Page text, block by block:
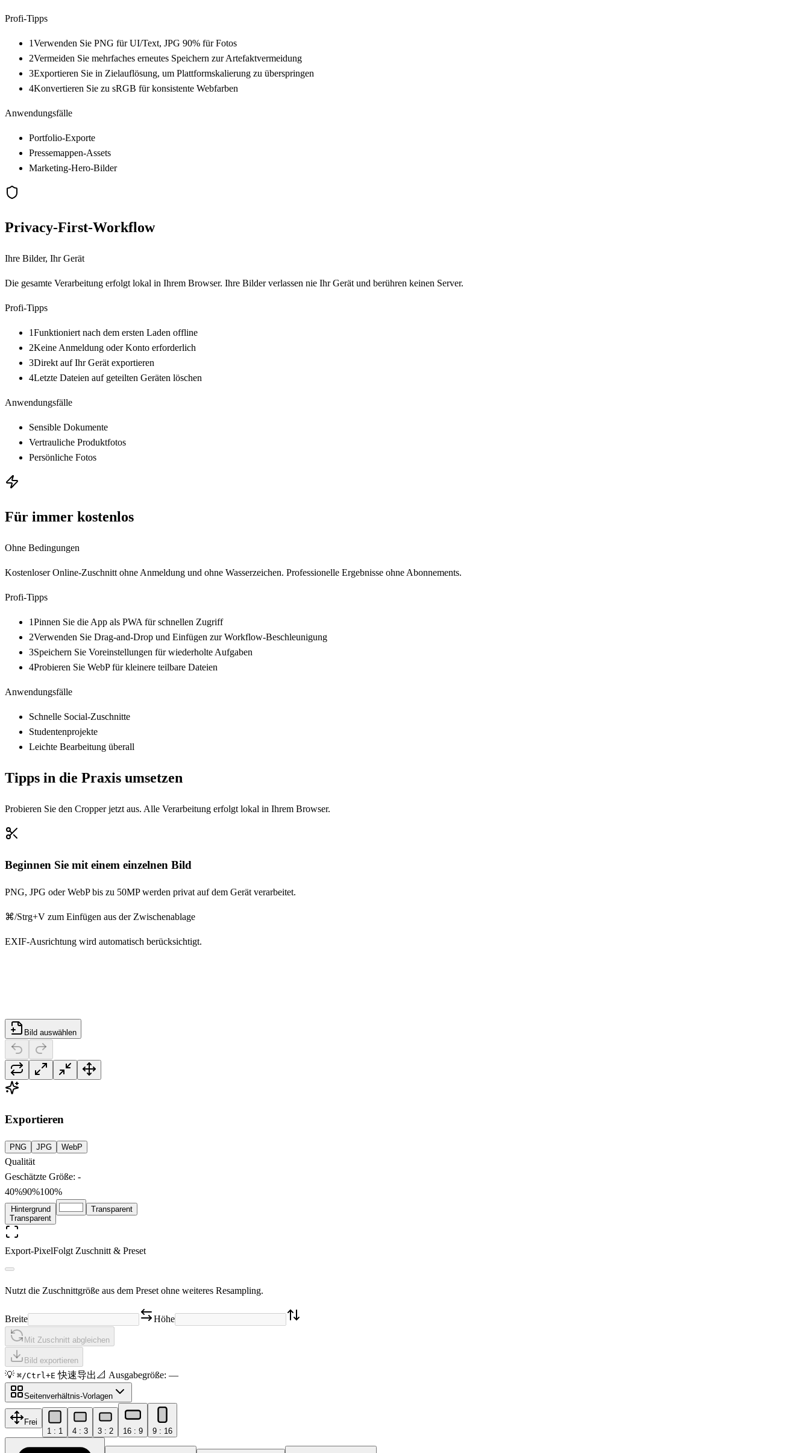
Profi-Tipps
1Verwenden Sie PNG für UI/Text, JPG 90% für Fotos
2Vermeiden Sie mehrfaches erneutes Speichern zur Artefaktvermeidung
3Exportieren Sie in Zielauflösung, um Plattformskalierung zu überspringen
4Konvertieren Sie zu sRGB für konsistente Webfarben
Anwendungsfälle
Portfolio-Exporte
Pressemappen-Assets
Marketing-Hero-Bilder
Privacy-First-Workflow
Ihre Bilder, Ihr Gerät
Die gesamte Verarbeitung erfolgt lokal in Ihrem Browser. Ihre Bilder verlassen nie Ihr Gerät und berühren keinen Server.
Profi-Tipps
1Funktioniert nach dem ersten Laden offline
2Keine Anmeldung oder Konto erforderlich
3Direkt auf Ihr Gerät exportieren
4Letzte Dateien auf geteilten Geräten löschen
Anwendungsfälle
Sensible Dokumente
Vertrauliche Produktfotos
Persönliche Fotos
Für immer kostenlos
Ohne Bedingungen
Kostenloser Online-Zuschnitt ohne Anmeldung und ohne Wasserzeichen. Professionelle Ergebnisse ohne Abonnements.
Profi-Tipps
1Pinnen Sie die App als PWA für schnellen Zugriff
2Verwenden Sie Drag-and-Drop und Einfügen zur Workflow-Beschleunigung
3Speichern Sie Voreinstellungen für wiederholte Aufgaben
4Probieren Sie WebP für kleinere teilbare Dateien
Anwendungsfälle
Schnelle Social-Zuschnitte
Studentenprojekte
Leichte Bearbeitung überall
Tipps in die Praxis umsetzen
Probieren Sie den Cropper jetzt aus. Alle Verarbeitung erfolgt lokal in Ihrem Browser.
Beginnen Sie mit einem einzelnen Bild
PNG, JPG oder WebP bis zu 50MP werden privat auf dem Gerät verarbeitet.
⌘/Strg+V zum Einfügen aus der Zwischenablage
EXIF-Ausrichtung wird automatisch berücksichtigt.
Bild auswählen
Exportieren
PNG JPG WebP
Qualität
Geschätzte Größe: -
40%90%100%
Hintergrund
Transparent
Transparent
Export-PixelFolgt Zuschnitt & Preset
Nutzt die Zuschnittgröße aus dem Preset ohne weiteres Resampling.
Breite Höhe
Mit Zuschnitt abgleichen
Bild exportieren
💡 ⌘/Ctrl+E 快速导出 📐 Ausgabegröße: —
Seitenverhältnis-Vorlagen
Frei
1 : 1
4 : 3 3 : 2 16 : 9 9 : 16